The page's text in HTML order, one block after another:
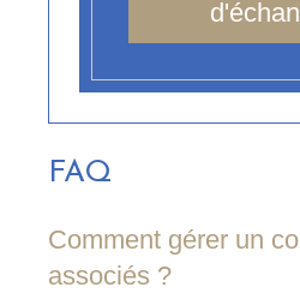
FAQ
Comment gérer un
associés ?